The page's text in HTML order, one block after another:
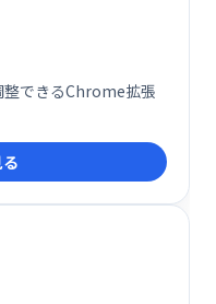
整できるChrome拡張